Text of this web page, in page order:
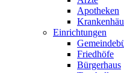
Apotheken
Einrichtungen
Friedhöfe
Bürgerhaus